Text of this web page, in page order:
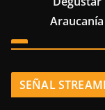
SEÑAL